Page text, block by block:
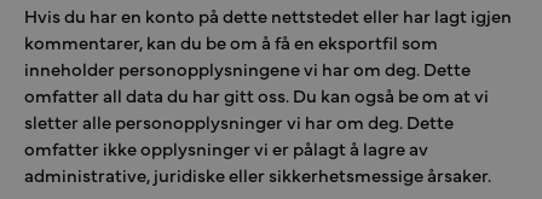
Hvis du har en konto på dette nettstedet eller har lagt igjen
kommentarer, kan du be om å få en eksportfil som
inneholder personopplysningene vi har om deg. Dette
omfatter all data du har gitt oss. Du kan også be om at vi
sletter alle personopplysninger vi har om deg. Dette
omfatter ikke opplysninger vi er pålagt å lagre av
administrative, juridiske eller sikkerhetsmessige årsaker.